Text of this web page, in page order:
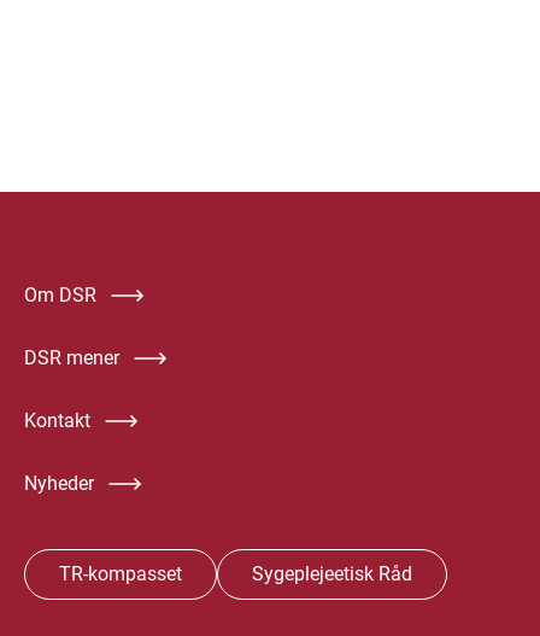
Om DSR
DSR mener
Kontakt
Nyheder
TR-kompasset Sygeplejeetisk Råd